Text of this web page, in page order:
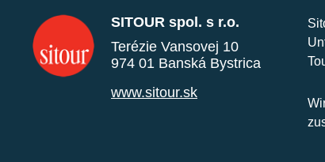
SITOUR spol. s r.o.
Terézie Vansovej 10
974 01 Banská Bystrica
www.sitour.sk